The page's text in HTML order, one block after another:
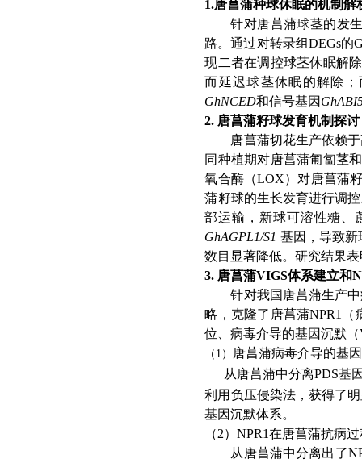
1.唐菖蒲种球休眠的机制解
针对唐菖蒲球茎的发
路。通过对转录组DEGs的
现二者在调控球茎休眠解
而延迟球茎休眠的解除；
GhNCED和信号基因
2. 唐菖蒲籽球发育机制探讨
唐菖蒲切花生产依赖
同种植期对唐菖蒲匍匐茎
氧合酶（LOX）对唐菖蒲
蒲籽球的生长发育进行调
部运输，新球可溶性糖、
GhAGPL1/S1 基因，导致
数目显著降低。研究结果
3. 唐菖蒲VIGS体系建立和
针对我国唐菖蒲生产
略，克隆了唐菖蒲NPR1
位、病毒介导的基因沉默 （
（1）
唐菖蒲病毒介导的基
从唐菖蒲中分离PDS基
利用负压侵染法，获得了
基因沉默体系。
（2）NPR1在唐菖蒲抗病
从唐菖蒲中分离出 了